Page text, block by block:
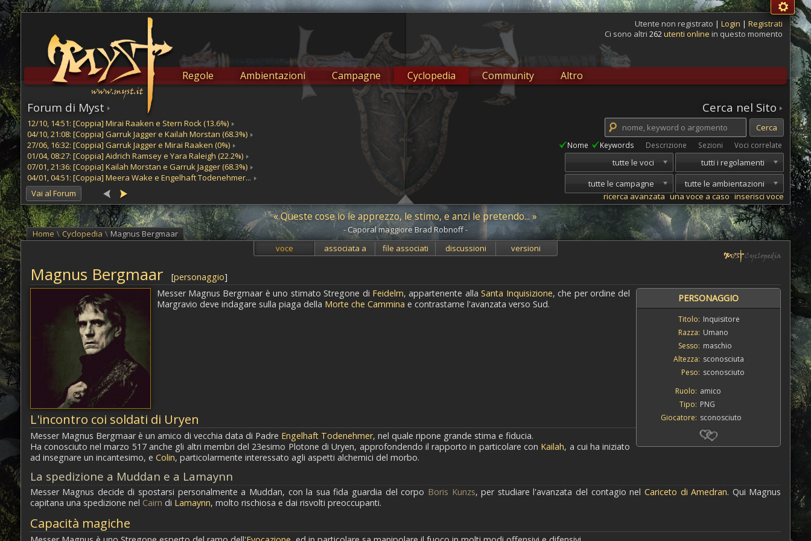
Utente non registrato | Login |Registrati
Ci sono altri262utenti online in questo momento
Regole Ambientazioni Campagne Cyclopedia Community Altro
Cerca nel Sito
Nome Keywords Descrizione Sezioni Voci correlate
tutti i regolamenti
tutte le voci
tutte le ambientazioni
tutte le campagne
ricerca avanzata una voce a caso inserisci voce
Forum di Myst
12/10, 14:51: [Coppia] Mirai Raaken e Stern Rock (13.6%)
04/10, 21:08: [Coppia] Garruk Jagger e Kailah Morstan (68.3%)
27/06, 16:32: [Coppia] Garruk Jagger e Mirai Raaken (0%)
01/04, 08:27: [Coppia] Aidrich Ramsey e Yara Raleigh (22.2%)
07/01, 21:36: [Coppia] Kailah Morstan e Garruk Jagger (68.3%)
04/01, 04:51: [Coppia] Meera Wake e Engelhaft Todenehmer...
Vai al Forum
« Queste cose io le apprezzo, le stimo, e anzi le pretendo... »
- Caporal maggiore Brad Robnoff -
Home \ Cyclopedia \ Magnus Bergmaar
voce
associata a file associati discussioni versioni
Magnus Bergmaar [personaggio]
PERSONAGGIO
Titolo: Inquisitore
Razza: Umano
Sesso: maschio
Altezza: sconosciuta
Peso: sconosciuto
Ruolo: amico
Tipo: PNG
Giocatore: sconosciuto
Messer Magnus Bergmaar è uno stimato Stregone di Feidelm, appartenente allaSanta Inquisizione, che per ordine del
Margravio deve indagare sulla piaga della Morte che Cammina e contrastarne l'avanzata verso Sud.
L'incontro coi soldati di Uryen
Messer Magnus Bergmaar è un amico di vecchia data di Padre Engelhaft Todenehmer, nel quale ripone grande stima e fiducia.
Ha conosciuto nel marzo 517 anche gli altri membri del 23esimo Plotone di Uryen, approfondendo il rapporto in particolare con Kailah, a cui ha iniziato
ad insegnare un incantesimo, e Colin, particolarmente interessato agli aspetti alchemici del morbo.
La spedizione a Muddan e a Lamaynn
Messer Magnus decide di spostarsi personalmente a Muddan, con la sua fida guardia del corpo Boris Kunzs, per studiare l'avanzata del contagio nel Cariceto di Amedran. Qui Magnus
capitana una spedizione nel Cairn di Lamaynn, molto rischiosa e dai risvolti preoccupanti.
Capacità magiche